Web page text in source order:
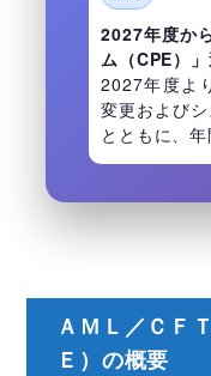
2027年度か
ム（CPE）
2027年度よ
変更および
とともに、
ＡＭＬ／ＣＦ
Ｅ）の概要